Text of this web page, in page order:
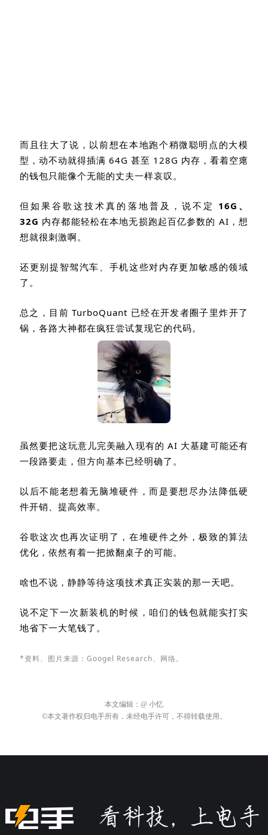
而且往大了说，以前想在本地跑个稍微聪明点的大模
型，动不动就得插满 64G 甚至 128G 内存，看着空瘪
的钱包只能像个无能的丈夫一样哀叹。
但如果谷歌这技术真的落地普及，说不定 16G 、
32G 内存都能轻松在本地无损跑起百亿参数的 AI ，想
想就很刺激啊。
还更别提智驾汽车、手机这些对内存更加敏感的领域
了。
总之，目前TurboQuant 已经在开发者圈子里炸开了
锅，各路大神都在疯狂尝试复现它的代码。
虽然要把这玩意儿完美融入现有的AI 大基建可能还有
一段路要走，但方向基本已经明确了。
以后不能老想着无脑堆硬件，而是要想尽办法降低硬
件开销、提高效率。
谷歌这次也再次证明了，在堆硬件之外，极致的算法
优化，依然有着一把掀翻桌子的可能。
啥也不说，静静等待这项技术真正实装的那一天吧。
说不定下一次新装机的时候，咱们的钱包就能实打实
地省下一大笔钱了。
*资料、图片来源： Googel Research、网络。
本文编辑： @ 小忆
©本文著作权归电手所有，未经电手许可，不得转载使用。